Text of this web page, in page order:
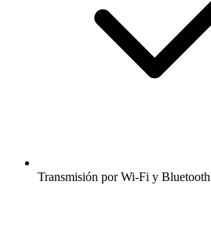
Transmisión por Wi-Fi y Bluetooth